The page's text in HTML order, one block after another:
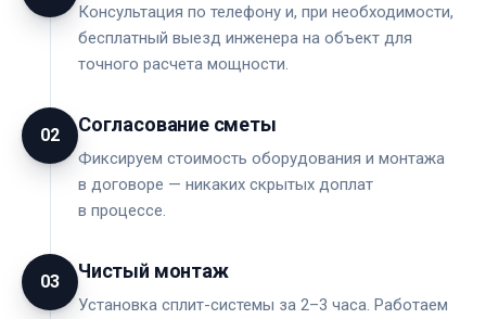
Консультация по телефону и, при необходимости,
бесплатный выезд инженера на объект для
точного расчета мощности.
02 Согласование сметы
Фиксируем стоимость оборудования и монтажа
в договоре — никаких скрытых доплат
в процессе.
03 Чистый монтаж
Установка сплит-системы за 2–3 часа. Работаем